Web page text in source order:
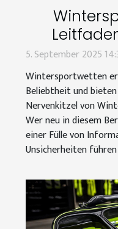
5. September 2025
Wintersportwetten
Beliebtheit und
Nervenkitzel von
Wer neu in diesem
einer Fülle von
Unsicherheiten führen